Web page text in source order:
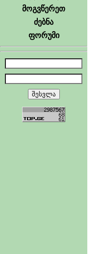
მოგვწერეთ
ძებნა
ფორუმი